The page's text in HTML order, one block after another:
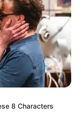
8 Characters